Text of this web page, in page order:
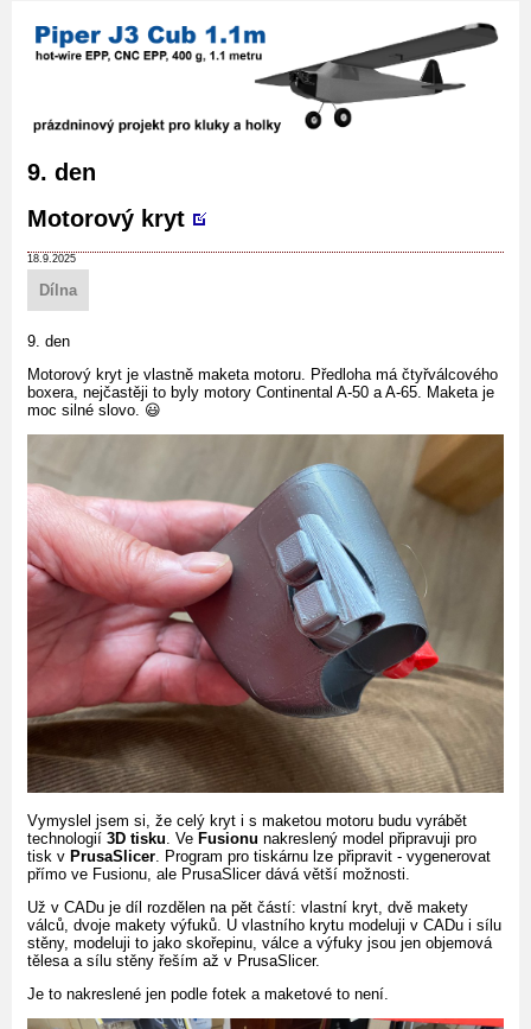
9. den
Motorový kryt
18.9.2025
Dílna
9. den
Motorový kryt je vlastně maketa motoru. Předloha má čtyřválcového
boxera, nejčastěji to byly motory Continental A-50 a A-65. Maketa je
moc silné slovo. 😃
Vymyslel jsem si, že celý kryt i s maketou motoru budu vyrábět
technologií 3D tisku . Ve Fusionu nakreslený model připravuji pro
tisk v PrusaSlicer . Program pro tiskárnu lze připravit - vygenerovat
přímo ve Fusionu, ale PrusaSlicer dává větší možnosti.
Už v CADu je díl rozdělen na pět částí: vlastní kryt, dvě makety
válců, dvoje makety výfuků. U vlastního krytu modeluji v CADu i sílu
stěny, modeluji to jako skořepinu, válce a výfuky jsou jen objemová
tělesa a sílu stěny řeším až v PrusaSlicer.
Je to nakreslené jen podle fotek a maketové to není.